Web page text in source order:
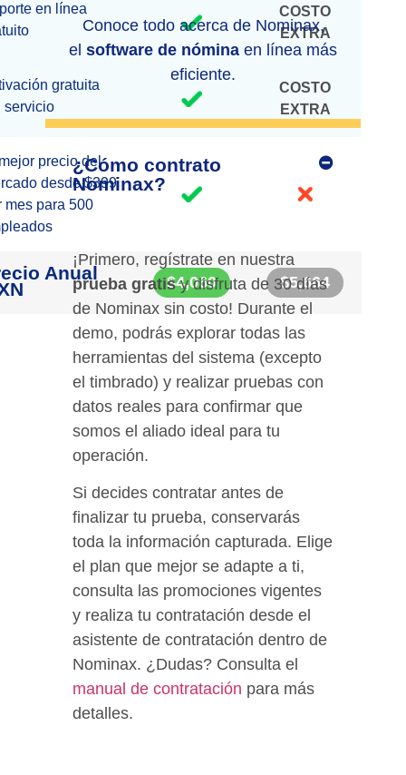
en línea
COSTO
EXTRA
gratuita
servicio
COSTO
EXTRA
precio del
desde $399
mes para 500
Anual $4,060 $5,664
Conoce todo acerca de Nominax,
el software de nómina en línea más
eficiente.
¿Cómo contrato
Nominax?
¡Primero, regístrate en nuestra
prueba gratisy disfruta de 30 días
de Nominax sin costo! Durante el
demo, podrás explorar todas las
herramientas del sistema (excepto
el timbrado) y realizar pruebas con
datos reales para confirmar que
somos el aliado ideal para tu
operación.
Si decides contratar antes de
finalizar tu prueba, conservarás
toda la información capturada. Elige
el plan que mejor se adapte a ti,
consulta las promociones vigentes
y realiza tu contratación desde el
asistente de contratación dentro de
Nominax. ¿Dudas? Consultael
manual de contratación para más
detalles.